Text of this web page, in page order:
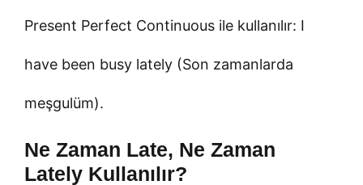
Present Perfect Continuous ile kullanılır: I
have been busy lately (Son zamanlarda
meşgulüm).
Ne Zaman Late, Ne Zaman
Lately Kullanılır?